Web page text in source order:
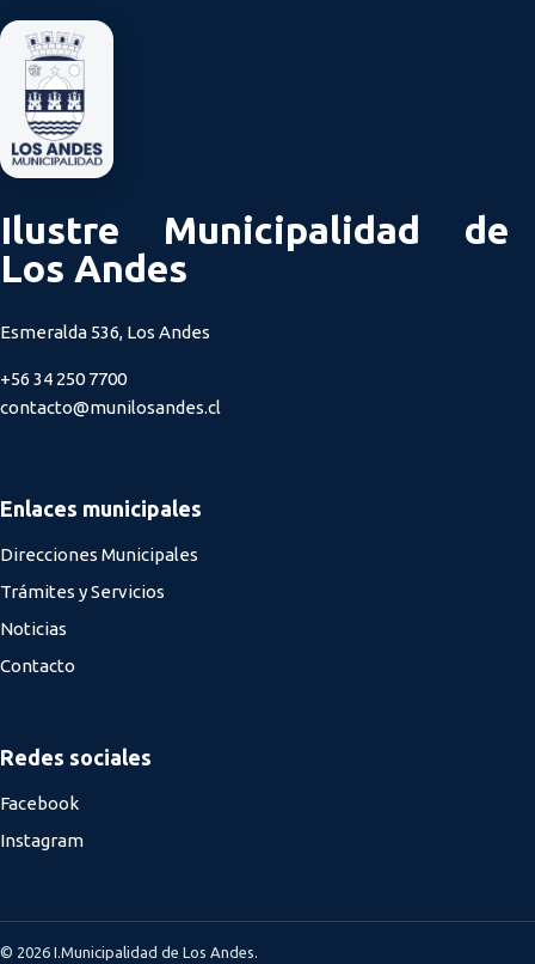
Ilustre Municipalidad de
Los Andes
Esmeralda 536, Los Andes
+56 34 250 7700
contacto@munilosandes.cl
Enlaces municipales
Direcciones Municipales
Trámites y Servicios
Noticias
Contacto
Redes sociales
Facebook
Instagram
© 2026 I.Municipalidad de Los Andes.